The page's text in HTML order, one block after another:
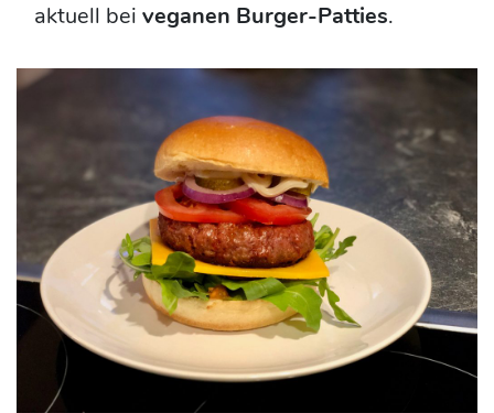
aktuell bei veganen Burger-Patties.